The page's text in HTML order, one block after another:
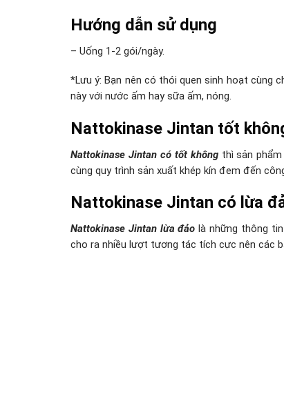
Hướng dẫn sử dụng
– Uống 1-2 gói/ngày.
*Lưu ý: Bạn nên có thói quen sinh hoạt cùng
này với nước ấm hay sữa ấm, nóng.
Nattokinase Jintan tốt
Nattokinase Jintan có tốt khôngthì sản phẩm
cùng quy trình sản xuất khép kín đem đến
Nattokinase Jintan có lừa
Nattokinase Jintan lừa đảo là những thông
cho ra nhiều lượt tương tác tích cực nên các